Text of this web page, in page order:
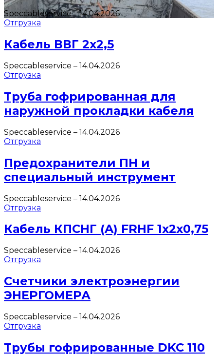
Speccableservice–14.04.2026
Отгрузка
Кабель ВВГ 2х2,5
Speccableservice – 14.04.2026
Отгрузка
Труба гофрированная для
наружной прокладки кабеля
Speccableservice – 14.04.2026
Отгрузка
Предохранители ПН и
специальный инструмент
Speccableservice – 14.04.2026
Отгрузка
Кабель КПСНГ (A) FRHF 1х2х0,75
Speccableservice – 14.04.2026
Отгрузка
Счетчики электроэнергии
ЭНЕРГОМЕРА
Speccableservice – 14.04.2026
Отгрузка
Трубы гофрированные DKC 110